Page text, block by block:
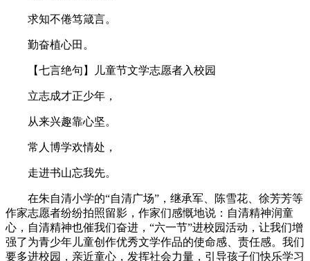
求知不倦笃箴言。
勤奋植心田。
【七言绝句】儿童节文学志愿者入校园
立志成才正少年，
从来兴趣靠心坚。
常人博学欢情处，
走进书山忘我先。
在朱自清小学的“自清广场” ，继承军、陈雪花、徐芳芳等
作家志愿者纷纷拍照留影，作家们感慨地说： 自清精神润童
心，自清精神也催我们奋进，“六一节”进校园活动，让我们增
强了为青少年儿童创作优秀文学作品的使命感、责任感。我们
要多进校园，亲近童心，发挥社会力量，引导孩子们快乐学习